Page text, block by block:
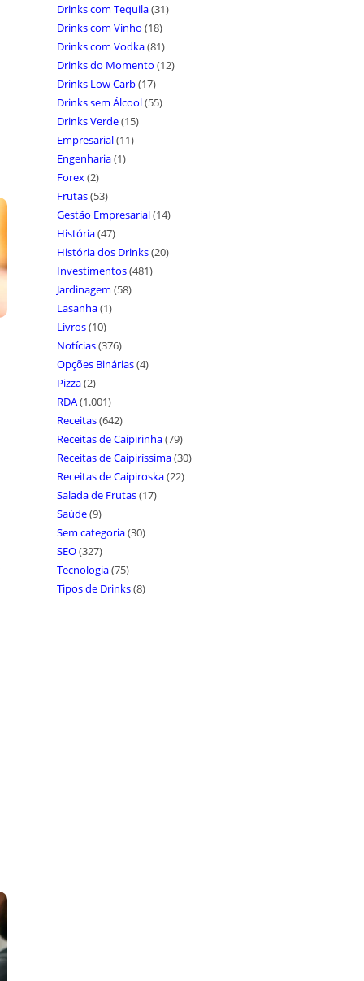
Drinks com Tequila(31)
Drinks com Vinho (18)
Drinks com Vodka(81)
Drinks do Momento (12)
Drinks Low Carb(17)
Drinks sem Álcool(55)
Drinks Verde(15)
Empresarial(11)
Engenharia(1)
Forex(2)
Frutas(53)
Gestão Empresarial(14)
História(47)
História dos Drinks(20)
Investimentos(481)
Jardinagem (58)
Lasanha(1)
Livros(10)
Notícias(376)
Opções Binárias(4)
Pizza(2)
RDA(1.001)
Receitas(642)
Receitas de Caipirinha(79)
Receitas de Caipiríssima(30)
Receitas de Caipiroska(22)
Salada de Frutas(17)
Saúde(9)
Sem categoria(30)
SEO(327)
Tecnologia(75)
Tipos de Drinks(8)